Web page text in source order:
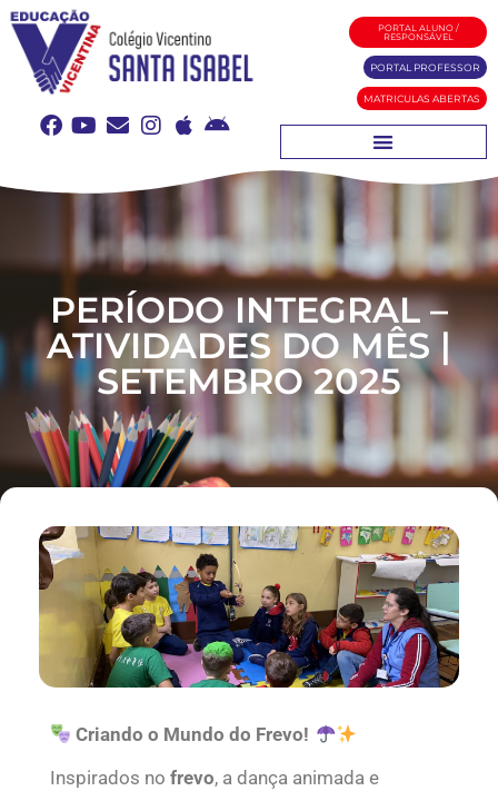
PORTAL ALUNO /
RESPONSÁVEL
PORTAL PROFESSOR
MATRICULAS ABERTAS
PERÍODO INTEGRAL –
ATIVIDADES DO MÊS |
SETEMBRO 2025
Criando o Mundo do Frevo!
Inspirados no frevo, a dança animada e